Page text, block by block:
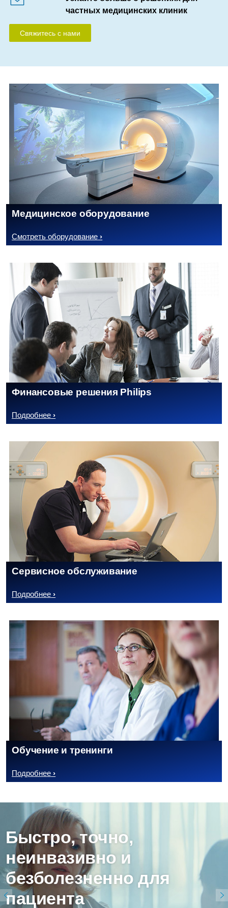
частных медицинских клиник
Свяжитесь с нами
Медицинское оборудование
Смотреть оборудование
Финансовые решения Philips
Подробнее
Сервисное обслуживание
Подробнее
Обучение и тренинги
Подробнее
Быстро, точно,
неинвазивно и
безболезненно для
пациента